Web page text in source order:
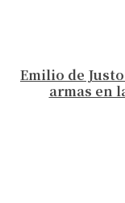
Emilio de
armas en